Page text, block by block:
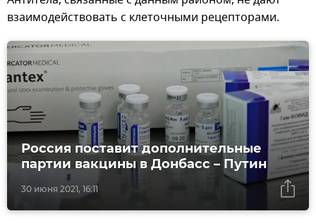
взаимодействовать с клеточными рецепторами.
30 июня 2021, 16:11
Россия поставит дополнительные
партии вакцины в Донбасс – Путин